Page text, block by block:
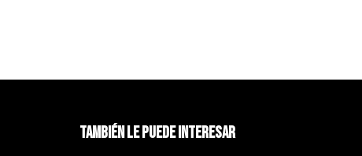
También le puede interesar